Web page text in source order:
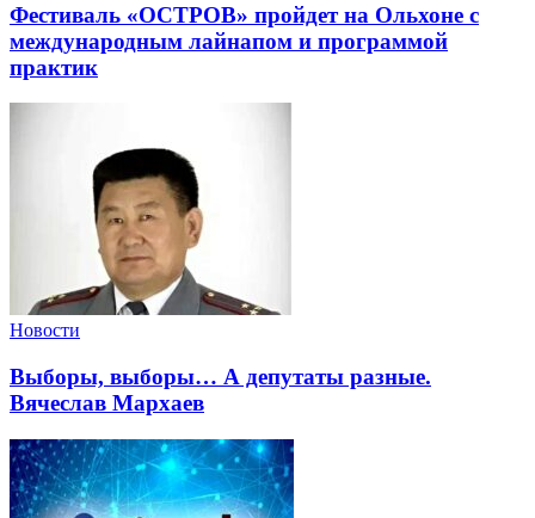
Фестиваль «ОСТРОВ» пройдет на Ольхоне с
международным лайнапом и программой
практик
Новости
Выборы, выборы… А депутаты разные.
Вячеслав Мархаев